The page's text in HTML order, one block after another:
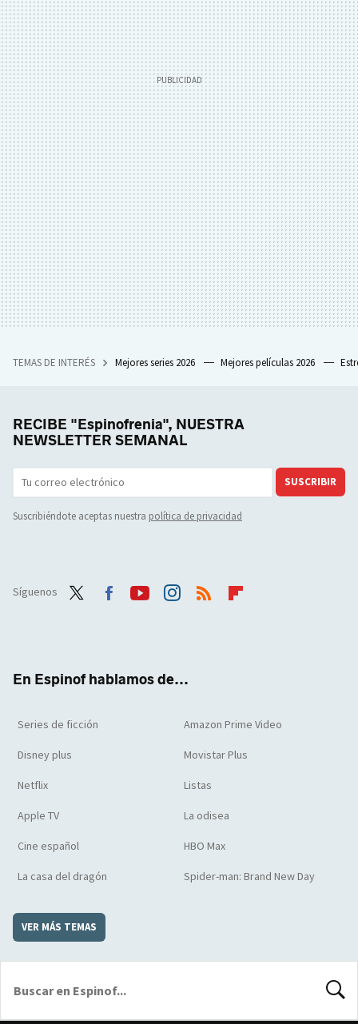
TEMAS DE INTERÉS Mejores series 2026 Mejores películas 2026
RECIBE "Espinofrenia", NUESTRA
NEWSLETTER SEMANAL
SUSCRIBIR
Suscribiéndote aceptas nuestra política de privacidad
Síguenos
En Espinof hablamos de...
Series de ficción Amazon Prime Video
Disney plus Movistar Plus
Netflix Listas
Apple TV La odisea
Cine español HBO Max
La casa del dragón Spider-man: Brand New Day
VER MÁS TEMAS